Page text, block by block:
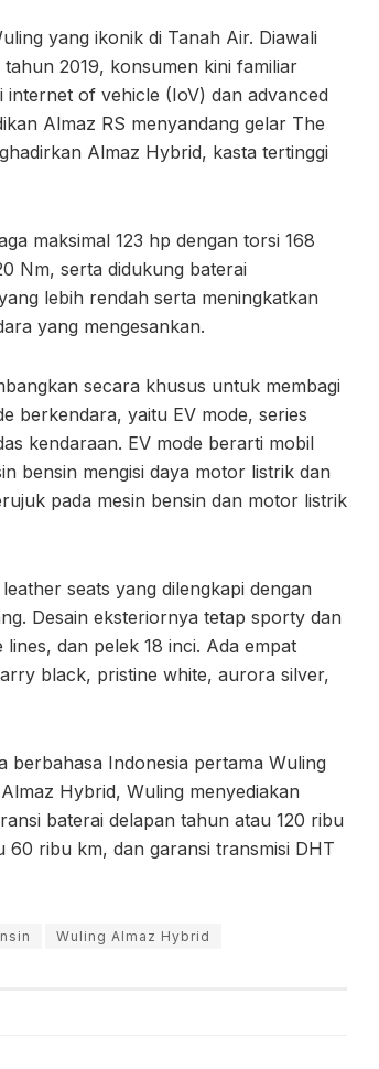
yang ikonik di Tanah Air. Diawali
2019, konsumen kini familiar
internet of vehicle (IoV) dan advanced
Almaz RS menyandang gelar The
Almaz Hybrid, kasta tertinggi
maksimal 123 hp dengan torsi 168
Nm, serta didukung baterai
lebih rendah serta meningkatkan
yang mengesankan.
secara khusus untuk membagi
berkendara, yaitu EV mode, series
kendaraan. EV mode berarti mobil
bensin mengisi daya motor listrik dan
pada mesin bensin dan motor listrik
seats yang dilengkapi dengan
Desain eksteriornya tetap sporty dan
dan pelek 18 inci. Ada empat
black, pristine white, aurora silver,
berbahasa Indonesia pertama Wuling
Hybrid, Wuling menyediakan
baterai delapan tahun atau 120 ribu
ribu km, dan garansi transmisi DHT
Wuling Almaz Hybrid